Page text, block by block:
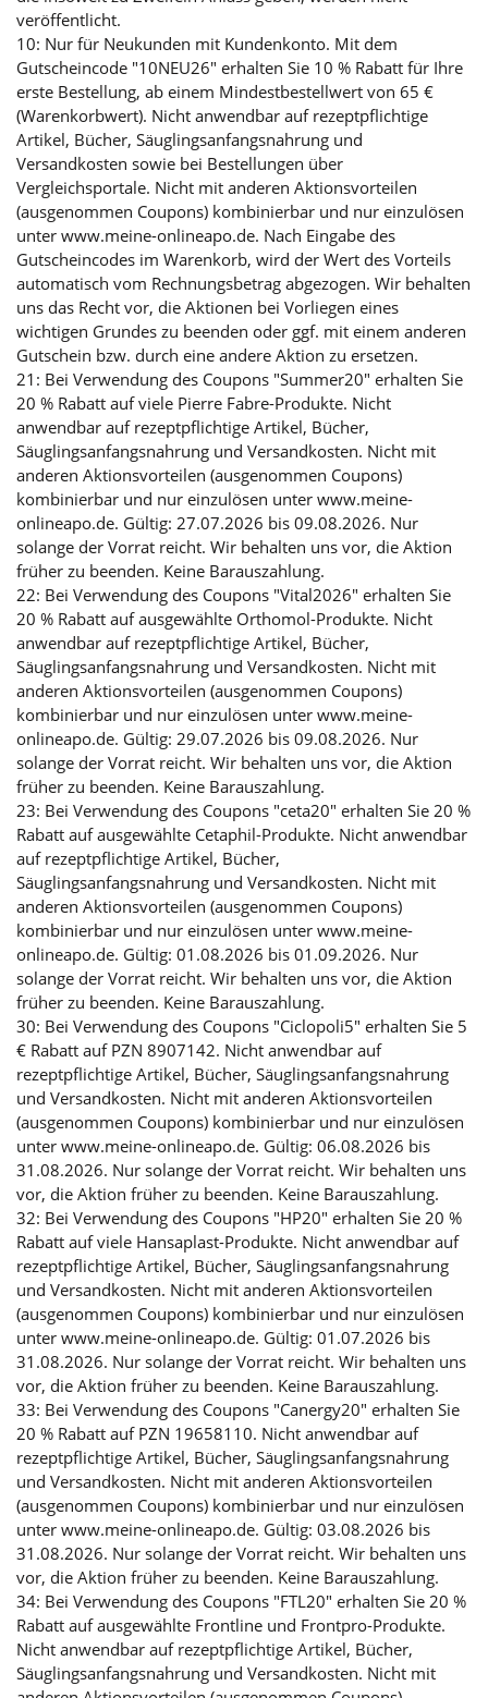
veröffentlicht.
10: Nur für Neukunden mit Kundenkonto. Mit dem
Gutscheincode "10NEU26" erhalten Sie 10 % Rabatt für Ihre
erste Bestellung, ab einem Mindestbestellwert von 65 €
(Warenkorbwert). Nicht anwendbar auf rezeptpflichtige
Artikel, Bücher, Säuglingsanfangsnahrung und
Versandkosten sowie bei Bestellungen über
Vergleichsportale. Nicht mit anderen Aktionsvorteilen
(ausgenommen Coupons) kombinierbar und nur einzulösen
unter www.meine-onlineapo.de. Nach Eingabe des
Gutscheincodes im Warenkorb, wird der Wert des Vorteils
automatisch vom Rechnungsbetrag abgezogen. Wir behalten
uns das Recht vor, die Aktionen bei Vorliegen eines
wichtigen Grundes zu beenden oder ggf. mit einem anderen
Gutschein bzw. durch eine andere Aktion zu ersetzen.
21: Bei Verwendung des Coupons "Summer20" erhalten Sie
20 % Rabatt auf viele Pierre Fabre-Produkte. Nicht
anwendbar auf rezeptpflichtige Artikel, Bücher,
Säuglingsanfangsnahrung und Versandkosten. Nicht mit
anderen Aktionsvorteilen (ausgenommen Coupons)
kombinierbar und nur einzulösen unter www.meine-
onlineapo.de. Gültig: 27.07.2026 bis 09.08.2026. Nur
solange der Vorrat reicht. Wir behalten uns vor, die Aktion
früher zu beenden. Keine Barauszahlung.
22: Bei Verwendung des Coupons "Vital2026" erhalten Sie
20 % Rabatt auf ausgewählte Orthomol-Produkte. Nicht
anwendbar auf rezeptpflichtige Artikel, Bücher,
Säuglingsanfangsnahrung und Versandkosten. Nicht mit
anderen Aktionsvorteilen (ausgenommen Coupons)
kombinierbar und nur einzulösen unter www.meine-
onlineapo.de. Gültig: 29.07.2026 bis 09.08.2026. Nur
solange der Vorrat reicht. Wir behalten uns vor, die Aktion
früher zu beenden. Keine Barauszahlung.
23: Bei Verwendung des Coupons "ceta20" erhalten Sie 20 %
Rabatt auf ausgewählte Cetaphil-Produkte. Nicht anwendbar
auf rezeptpflichtige Artikel, Bücher,
Säuglingsanfangsnahrung und Versandkosten. Nicht mit
anderen Aktionsvorteilen (ausgenommen Coupons)
kombinierbar und nur einzulösen unter www.meine-
onlineapo.de. Gültig: 01.08.2026 bis 01.09.2026. Nur
solange der Vorrat reicht. Wir behalten uns vor, die Aktion
früher zu beenden. Keine Barauszahlung.
30: Bei Verwendung des Coupons "Ciclopoli5" erhalten Sie 5
€ Rabatt auf PZN 8907142. Nicht anwendbar auf
rezeptpflichtige Artikel, Bücher, Säuglingsanfangsnahrung
und Versandkosten. Nicht mit anderen Aktionsvorteilen
(ausgenommen Coupons) kombinierbar und nur einzulösen
unter www.meine-onlineapo.de. Gültig: 06.08.2026 bis
31.08.2026. Nur solange der Vorrat reicht. Wir behalten uns
vor, die Aktion früher zu beenden. Keine Barauszahlung.
32: Bei Verwendung des Coupons "HP20" erhalten Sie 20 %
Rabatt auf viele Hansaplast-Produkte. Nicht anwendbar auf
rezeptpflichtige Artikel, Bücher, Säuglingsanfangsnahrung
und Versandkosten. Nicht mit anderen Aktionsvorteilen
(ausgenommen Coupons) kombinierbar und nur einzulösen
unter www.meine-onlineapo.de. Gültig: 01.07.2026 bis
31.08.2026. Nur solange der Vorrat reicht. Wir behalten uns
vor, die Aktion früher zu beenden. Keine Barauszahlung.
33: Bei Verwendung des Coupons "Canergy20" erhalten Sie
20 % Rabatt auf PZN 19658110. Nicht anwendbar auf
rezeptpflichtige Artikel, Bücher, Säuglingsanfangsnahrung
und Versandkosten. Nicht mit anderen Aktionsvorteilen
(ausgenommen Coupons) kombinierbar und nur einzulösen
unter www.meine-onlineapo.de. Gültig: 03.08.2026 bis
31.08.2026. Nur solange der Vorrat reicht. Wir behalten uns
vor, die Aktion früher zu beenden. Keine Barauszahlung.
34: Bei Verwendung des Coupons "FTL20" erhalten Sie 20 %
Rabatt auf ausgewählte Frontline und Frontpro-Produkte.
Nicht anwendbar auf rezeptpflichtige Artikel, Bücher,
Säuglingsanfangsnahrung und Versandkosten. Nicht mit